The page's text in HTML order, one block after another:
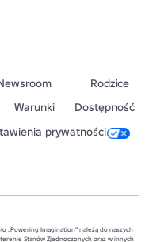
Rodzice
Warunki
Dostępność
prywatności
„Powering Imagination” należą do naszych
Stanów Zjednoczonych oraz w innych